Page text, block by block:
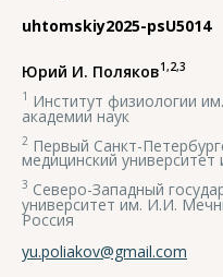
uhtomskiy2025-psU5014
Юрий И. Поляков1,2,3
1 Институт физиологии
академии наук
2 Первый Санкт-
медицинский
3 Северо-Западный
университет им. И.И.
Россия
yu.poliakov@gmail.com